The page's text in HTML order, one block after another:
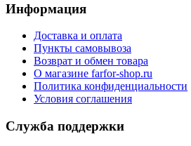
Информация
Доставка и оплата
Пункты самовывоза
Возврат и обмен товара
О магазине farfor-shop.ru
Политика конфиденциальности
Условия соглашения
Служба поддержки